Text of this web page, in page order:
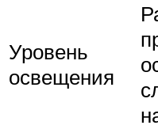
Уровень
освещения